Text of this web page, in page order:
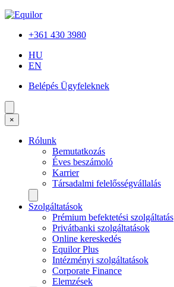
+361 430 3980
HU
EN
Belépés Ügyfeleknek
×
Rólunk
Bemutatkozás
Éves beszámoló
Karrier
Társadalmi felelősségvállalás
Szolgáltatások
Prémium befektetési szolgáltatás
Privátbanki szolgáltatások
Online kereskedés
Equilor Plus
Intézményi szolgáltatások
Corporate Finance
Elemzések